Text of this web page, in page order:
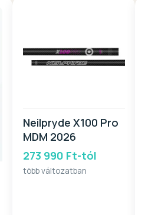
Neilpryde X100 Pro
MDM 2026
273 990 Ft-tól
több változatban